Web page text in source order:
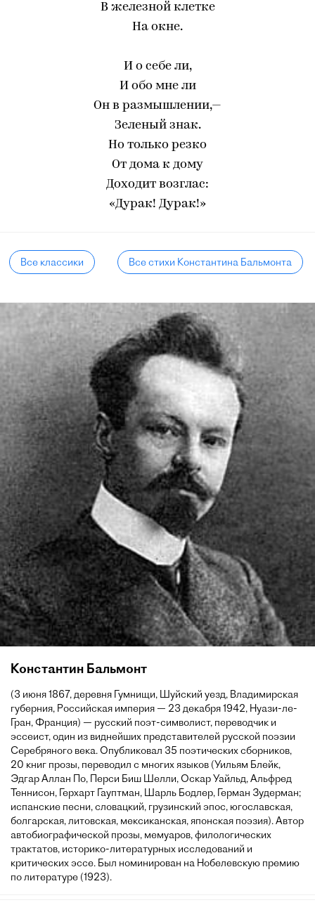
В железной клетке
На окне.
И о себе ли,
И обо мне ли
Он в размышлении,—
Зеленый знак.
Но только резко
От дома к дому
Доходит возглас:
«Дурак! Дурак!»
Все классики Все стихи Константина Бальмонта
Константин Бальмонт
(3 июня 1867, деревня Гумнищи, Шуйский уезд, Владимирская
губерния, Российская империя — 23 декабря 1942, Нуази-ле-
Гран, Франция) — русский поэт-символист, переводчик и
эссеист, один из виднейших представителей русской поэзии
Серебряного века. Опубликовал 35 поэтических сборников,
20 книг прозы, переводил с многих языков (Уильям Блейк,
Эдгар Аллан По, Перси Биш Шелли, Оскар Уайльд, Альфред
Теннисон, Герхарт Гауптман, Шарль Бодлер, Герман Зудерман;
испанские песни, словацкий, грузинский эпос, югославская,
болгарская, литовская, мексиканская, японская поэзия). Автор
автобиографической прозы, мемуаров, филологических
трактатов, историко-литературных исследований и
критических эссе. Был номинирован на Нобелевскую премию
по литературе (1923).